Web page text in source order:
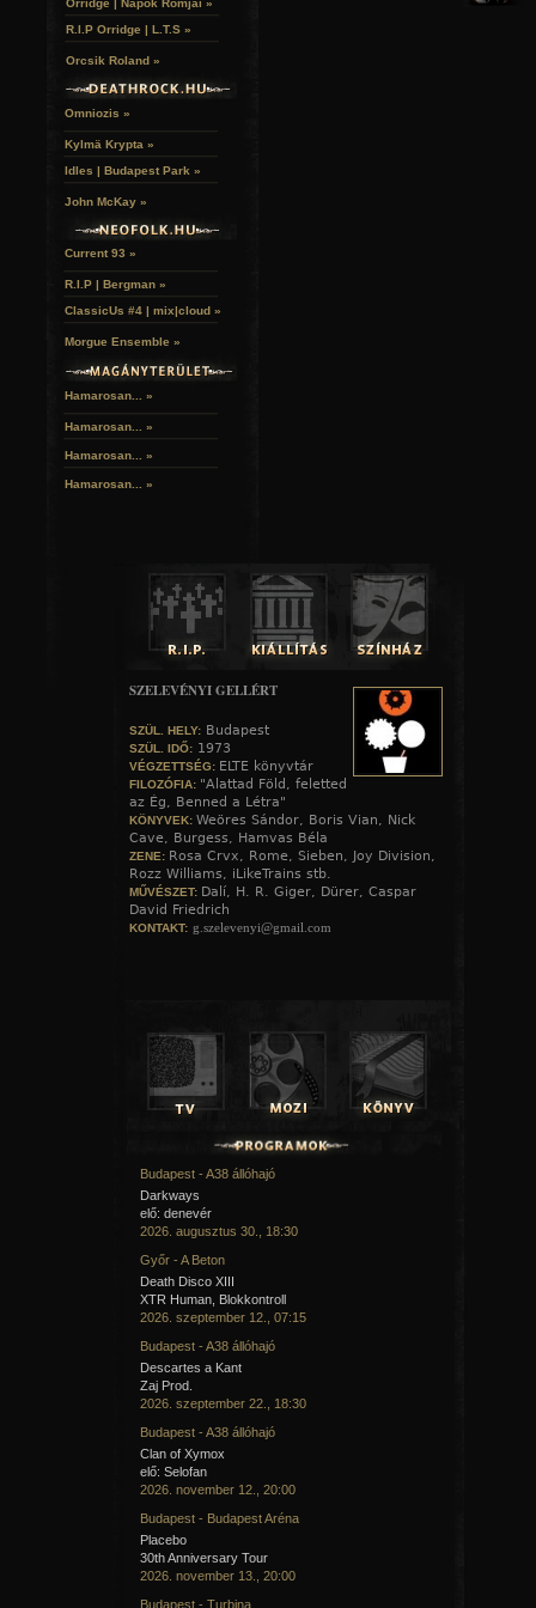
R.I.P Orridge | L.T.S »
Orcsik Roland »
Omniozis »
Kylmä Krypta »
Idles | Budapest Park »
John McKay »
Current 93 »
R.I.P | Bergman »
ClassicUs #4 | mix|cloud »
Morgue Ensemble »
Hamarosan... »
Hamarosan... »
Hamarosan... »
Hamarosan... »
SZELEVÉNYI GELLÉRT
SZÜL. HELY: Budapest
SZÜL. IDŐ: 1973
VÉGZETTSÉG: ELTE könyvtár
FILOZÓFIA: "Alattad Föld, feletted
az Ég, Benned a Létra"
KÖNYVEK: Weöres Sándor, Boris Vian, Nick
Cave, Burgess, Hamvas Béla
ZENE: Rosa Crvx, Rome, Sieben, Joy Division,
Rozz Williams, iLikeTrains stb.
MŰVÉSZET: Dalí, H. R. Giger, Dürer, Caspar
David Friedrich
KONTAKT: g.szelevenyi@gmail.com
Budapest - A38 állóhajó
Darkways
elő: denevér
2026. augusztus 30., 18:30
Győr - A Beton
Death Disco XIII
XTR Human, Blokkontroll
2026. szeptember 12., 07:15
Budapest - A38 állóhajó
Descartes a Kant
Zaj Prod.
2026. szeptember 22., 18:30
Budapest - A38 állóhajó
Clan of Xymox
elő: Selofan
2026. november 12., 20:00
Budapest - Budapest Aréna
Placebo
30th Anniversary Tour
2026. november 13., 20:00
Budapest - Turbina